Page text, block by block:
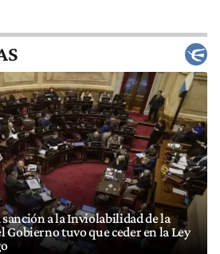
a la Inviolabilidad de la
Gobierno tuvo que ceder en la Ley